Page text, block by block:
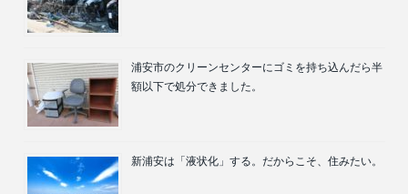
浦安市のクリーンセンターにゴミを持ち込んだら半
額以下で処分できました。
新浦安は「液状化」する。だからこそ、住みたい。